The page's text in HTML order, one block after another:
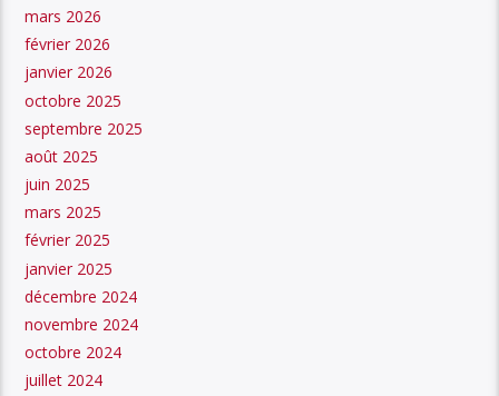
mars 2026
février 2026
janvier 2026
octobre 2025
septembre 2025
août 2025
juin 2025
mars 2025
février 2025
janvier 2025
décembre 2024
novembre 2024
octobre 2024
juillet 2024